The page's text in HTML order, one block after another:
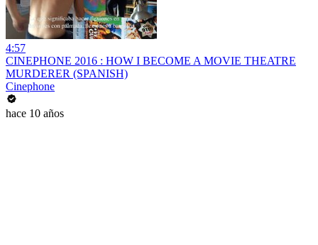
4:57
CINEPHONE 2016 : HOW I BECOME A MOVIE THEATRE
MURDERER (SPANISH)
Cinephone
hace 10 años